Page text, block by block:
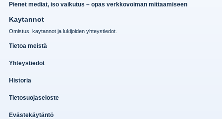
Pienet mediat, iso vaikutus – opas verkkovoiman mittaamiseen
Kaytannot
Omistus, kaytannot ja lukijoiden yhteystiedot.
Tietoa meistä
Yhteystiedot
Historia
Tietosuojaseloste
Evästekäytäntö